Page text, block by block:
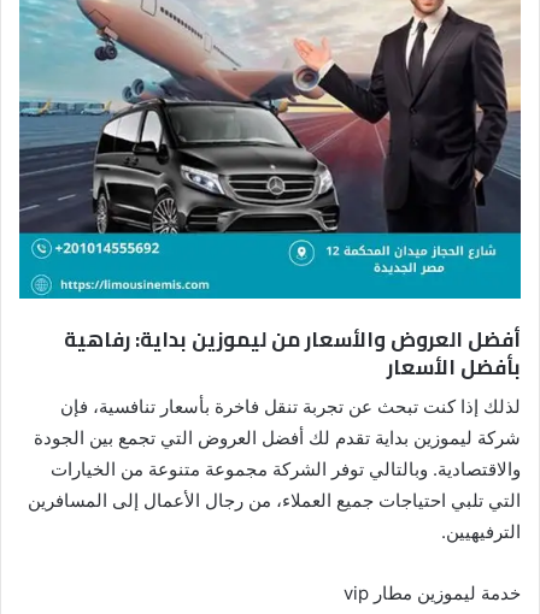
أفضل العروض والأسعار من ليموزين بداية: رفاهية
بأفضل الأسعار
لذلك إذا كنت تبحث عن تجربة تنقل فاخرة بأسعار تنافسية، فإن
شركة ليموزين بداية تقدم لك أفضل العروض التي تجمع بين الجودة
والاقتصادية. وبالتالي توفر الشركة مجموعة متنوعة من الخيارات
التي تلبي احتياجات جميع العملاء، من رجال الأعمال إلى المسافرين
الترفيهيين.
خدمة ليموزين مطار vip